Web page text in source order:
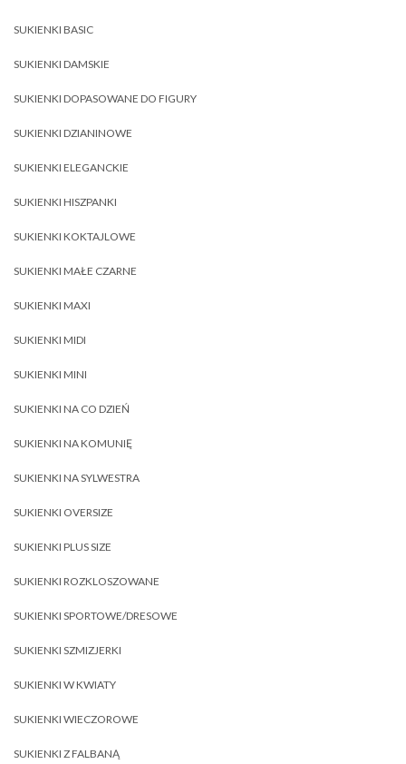
SUKIENKI BASIC
SUKIENKI DAMSKIE
SUKIENKI DOPASOWANE DO FIGURY
SUKIENKI DZIANINOWE
SUKIENKI ELEGANCKIE
SUKIENKI HISZPANKI
SUKIENKI KOKTAJLOWE
SUKIENKI MAŁE CZARNE
SUKIENKI MAXI
SUKIENKI MIDI
SUKIENKI MINI
SUKIENKI NA CO DZIEŃ
SUKIENKI NA KOMUNIĘ
SUKIENKI NA SYLWESTRA
SUKIENKI OVERSIZE
SUKIENKI PLUS SIZE
SUKIENKI ROZKLOSZOWANE
SUKIENKI SPORTOWE/DRESOWE
SUKIENKI SZMIZJERKI
SUKIENKI W KWIATY
SUKIENKI WIECZOROWE
SUKIENKI Z FALBANĄ